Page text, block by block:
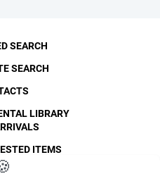
1996-2026
SEARCH
SEARCH
LIBRARY
ITEMS